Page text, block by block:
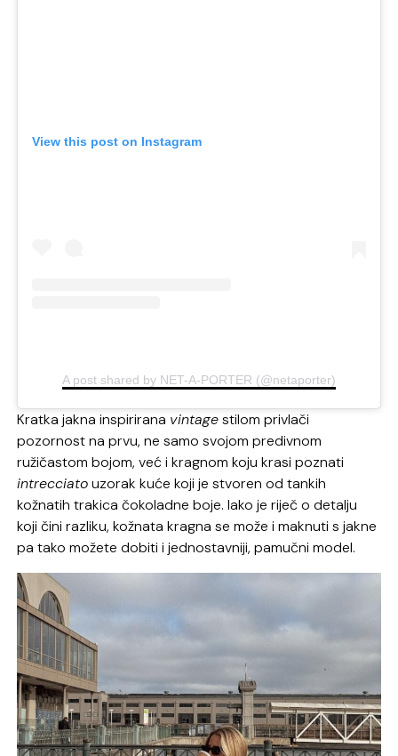
View this post on Instagram
A post shared by NET-A-PORTER (@netaporter)
Kratka jakna inspirirana vintagestilom privlači
pozornost na prvu, ne samo svojom predivnom
ružičastom bojom, već i kragnom koju krasi poznati
intrecciatouzorak kuće koji je stvoren od tankih
kožnatih trakica čokoladne boje. Iako je riječ o detalju
koji čini razliku, kožnata kragna se može i maknuti s jakne
pa tako možete dobiti i jednostavniji, pamučni model.